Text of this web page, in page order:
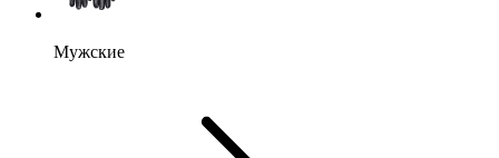
Мужские